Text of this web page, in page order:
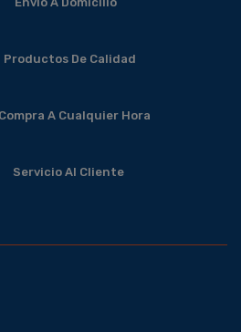
Productos De Calidad
Compra A Cualquier Hora
Servicio Al Cliente